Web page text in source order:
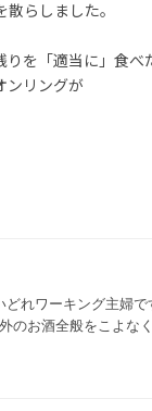
らしました。
を「適当に」食べ
ンリングが
れワーキング主婦で
のお酒全般をこよな